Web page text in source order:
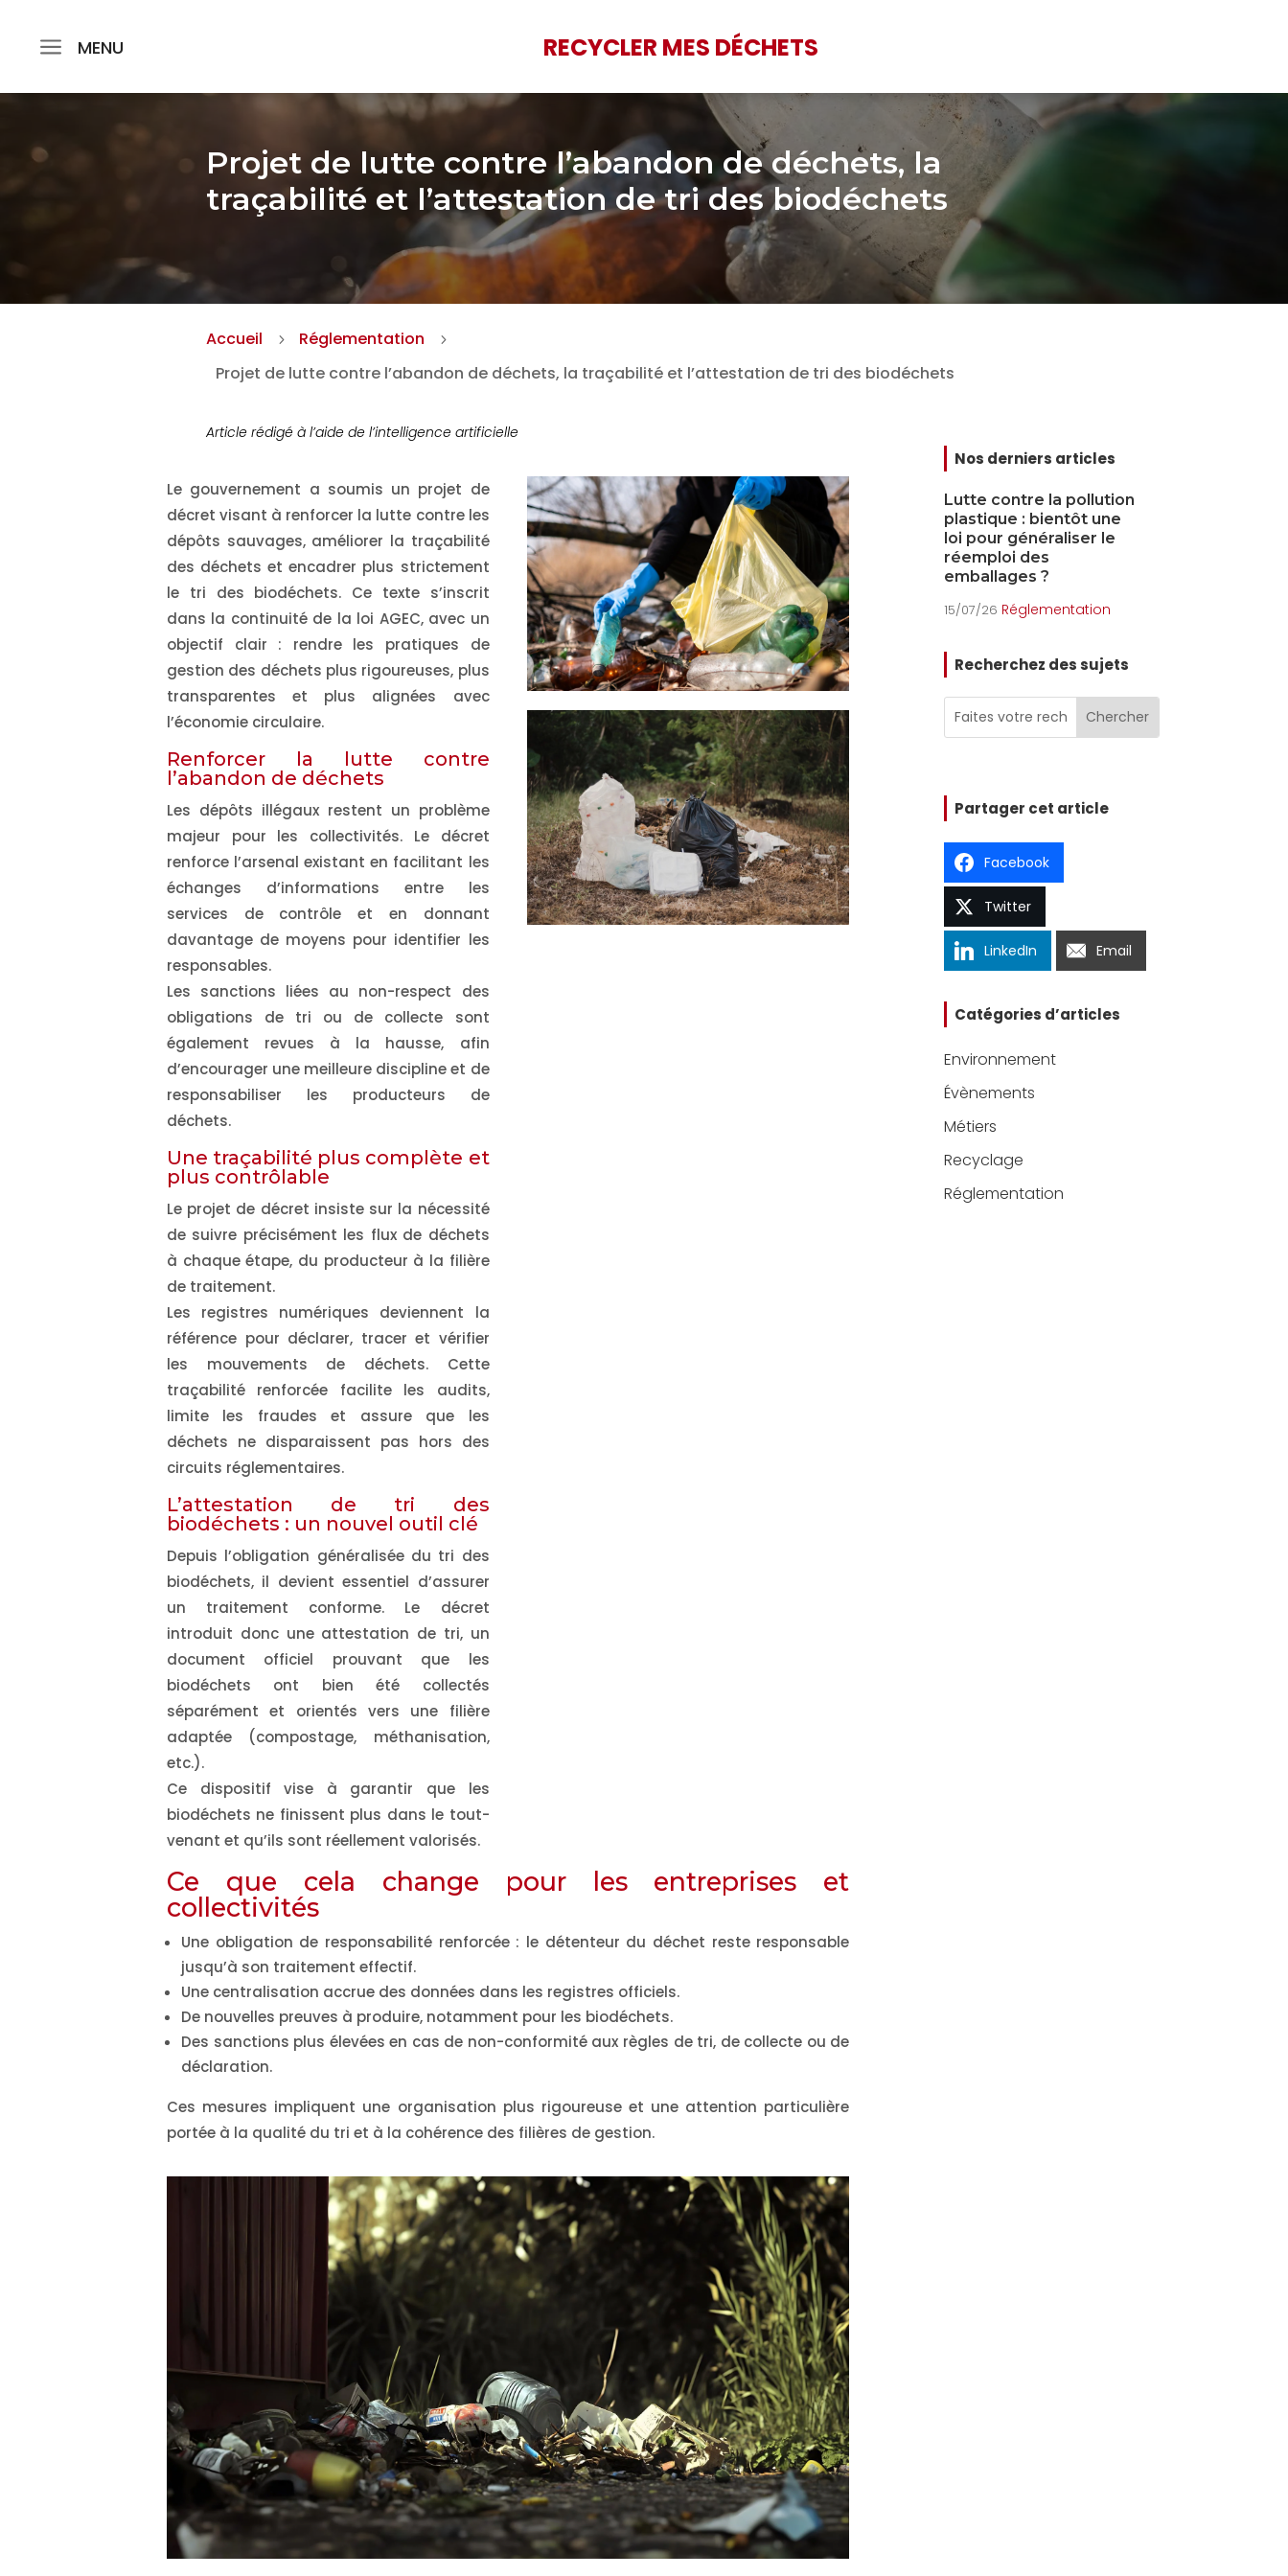
MENU RECYCLER MES DÉCHETS
Projet de lutte contre l’abandon de déchets, la
traçabilité et l’attestation de tri des biodéchets
Accueil 5 Réglementation 5
Projet de lutte contre l’abandon de déchets, la traçabilité et l’attestation de tri des biodéchets
Article rédigé à l’aide de l’intelligence artificielle
Le gouvernement a soumis un projet de
décret visant à renforcer la lutte contre les
dépôts sauvages, améliorer la traçabilité
des déchets et encadrer plus strictement
le tri des biodéchets. Ce texte s’inscrit
dans la continuité de la loi AGEC, avec un
objectif clair : rendre les pratiques de
gestion des déchets plus rigoureuses, plus
transparentes et plus alignées avec
l’économie circulaire.
Renforcer la lutte contre
l’abandon de déchets
Les dépôts illégaux restent un problème
majeur pour les collectivités. Le décret
renforce l’arsenal existant en facilitant les
échanges d’informations entre les
services de contrôle et en donnant
davantage de moyens pour identifier les
responsables.
Les sanctions liées au non-respect des
obligations de tri ou de collecte sont
également revues à la hausse, afin
d’encourager une meilleure discipline et de
responsabiliser les producteurs de
déchets.
Une traçabilité plus complète et
plus contrôlable
Le projet de décret insiste sur la nécessité
de suivre précisément les flux de déchets
à chaque étape, du producteur à la filière
de traitement.
Les registres numériques deviennent la
référence pour déclarer, tracer et vérifier
les mouvements de déchets. Cette
traçabilité renforcée facilite les audits,
limite les fraudes et assure que les
déchets ne disparaissent pas hors des
circuits réglementaires.
L’attestation de tri des
biodéchets : un nouvel outil clé
Depuis l’obligation généralisée du tri des
biodéchets, il devient essentiel d’assurer
un traitement conforme. Le décret
introduit donc une attestation de tri, un
document officiel prouvant que les
biodéchets ont bien été collectés
séparément et orientés vers une filière
adaptée (compostage, méthanisation,
etc.).
Ce dispositif vise à garantir que les
biodéchets ne finissent plus dans le tout-
venant et qu’ils sont réellement valorisés.
Ce que cela change pour les entreprises et
collectivités
Une obligation de responsabilité renforcée : le détenteur du déchet reste responsable
jusqu’à son traitement effectif.
Une centralisation accrue des données dans les registres officiels.
De nouvelles preuves à produire, notamment pour les biodéchets.
Des sanctions plus élevées en cas de non-conformité aux règles de tri, de collecte ou de
déclaration.
Ces mesures impliquent une organisation plus rigoureuse et une attention particulière
portée à la qualité du tri et à la cohérence des filières de gestion.
Nos derniers articles
Les dérives de la REP
PMCB
Environnement
Lutte contre la pollution
plastique : bientôt une
loi pour généraliser le
réemploi des
emballages ?
15/07/26 Réglementation
La REP piles et
accumulateurs :
obligations et évolutions
2026
Réglementation
Recherchez des sujets
Partager cet article
Facebook
Twitter
LinkedIn Email
Catégories d’articles
Environnement
Évènements
Métiers
Recyclage
Réglementation